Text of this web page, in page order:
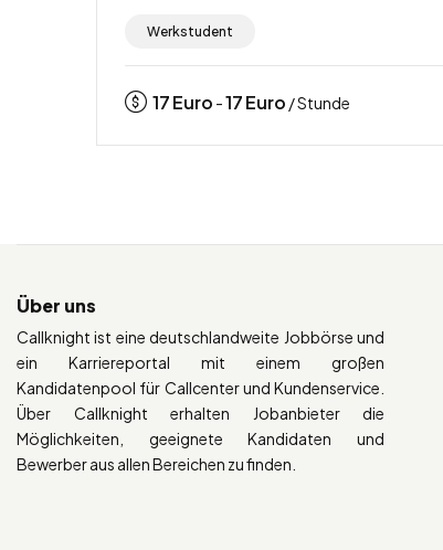
Werkstudent
17Euro -17Euro / Stunde
Über uns
Callknight ist eine deutschlandweite Jobbörse und
ein Karriereportal mit einem großen
Kandidatenpool für Callcenter und Kundenservice.
Über Callknight erhalten Jobanbieter die
Möglichkeiten, geeignete Kandidaten und
Bewerber aus allen Bereichen zu finden.